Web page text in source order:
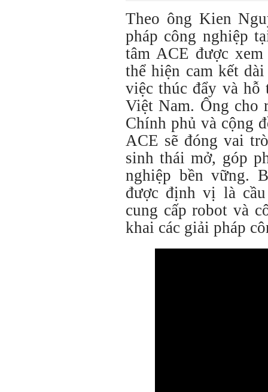
Theo ông Kien
pháp công nghiệp
tâm ACE được
thể hiện cam kết
việc thúc đẩy và
Việt Nam. Ông cho
Chính phủ và cộng
ACE sẽ đóng vai
sinh thái mở, góp
nghiệp bền vững.
được định vị là
cung cấp robot và
khai các giải pháp